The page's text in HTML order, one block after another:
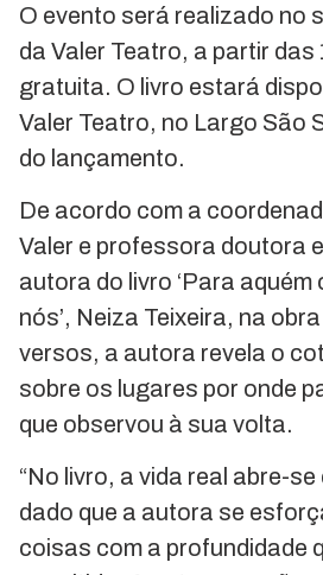
O evento será realizado no
da Valer Teatro, a partir das
gratuita. O livro estará
Valer Teatro, no Largo São
do lançamento.
De acordo com a
Valer e professora doutora
autora do livro ‘Para aquém
nós’, Neiza Teixeira, na
versos, a autora revela o
sobre os lugares por onde
que observou à sua volta.
“No livro, a vida real abre-
dado que a autora se
coisas com a profundidade